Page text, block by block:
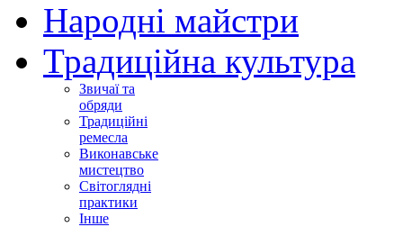
Народні майстри
Традиційна культура
Звичаї та
обряди
Традиційні
ремесла
Виконавське
мистецтво
Світоглядні
практики
Інше